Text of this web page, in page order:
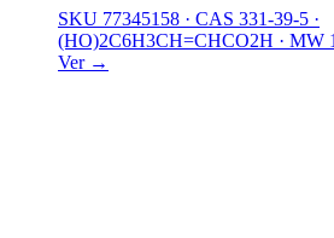
SKU 77345158 · CAS 331-39-5 ·
(HO)2C6H3CH=CHCO2H · MW
Ver →